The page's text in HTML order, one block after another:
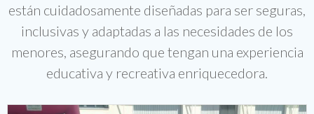
están cuidadosamente diseñadas para ser seguras,
inclusivas y adaptadas a las necesidades de los
menores, asegurando que tengan una experiencia
educativa y recreativa enriquecedora.